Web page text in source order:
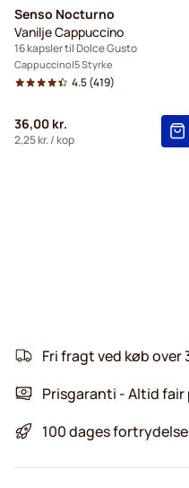
Senso Nocturno
Vanilje Cappuccino
16 kapsler til Dolce Gusto
Cappuccino 5 Styrke
4.5(419)
36,00 kr.
2,25 kr./ kop
Fri fragt ved køb over
Prisgaranti - Altid fair
100 dages